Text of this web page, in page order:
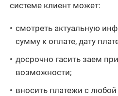
системе клиент может:
смотреть актуальную
сумму к оплате, дату
досрочно гасить заем
возможности;
вносить платежи с